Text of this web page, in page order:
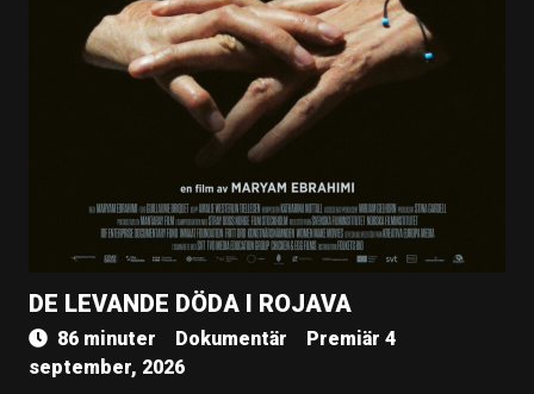
DE LEVANDE DÖDA I ROJAVA
86 minuter Dokumentär
Premiär 4
september, 2026